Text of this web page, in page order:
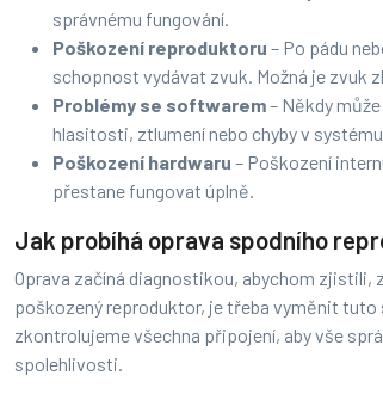
správnému fungování.
Poškození reproduktoru – Po pádu
schopnost vydávat zvuk. Možná je zvuk
Problémy se softwarem– Někdy
hlasitosti, ztlumení nebo chyby v
Poškození hardwaru – Poškození
přestane fungovat úplně.
Jak probíhá oprava spodního
Oprava začíná diagnostikou, abychom zjistili,
poškozený reproduktor, je třeba vyměnit
zkontrolujeme všechna připojení, aby vše
spolehlivosti.